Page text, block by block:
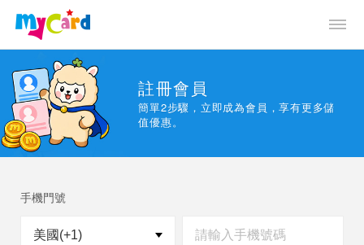
註冊會員
簡單2步驟，立即成為會員，享有更多儲
值優惠。
手機門號